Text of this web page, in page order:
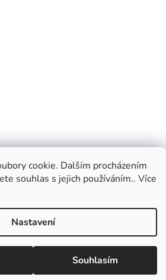
cookie. Dalším procházením
souhlas s jejich používáním.. Více
Nastavení
Souhlasím
případě dotazů vás prosíme
komunikaci, kterou
po celý den. Pokud